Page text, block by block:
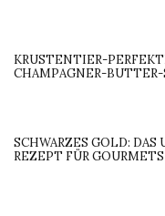
KRUSTENTIER-
CHAMPAGNER-BUTTER-
SCHWARZES GOLD:
REZEPT FÜR GOURMETS